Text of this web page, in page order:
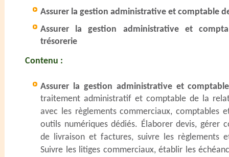
Assurer la gestion administrative et comptable
Assurer la gestion administrative et
trésorerie
Contenu :
Assurer la gestion administrative et
traitement administratif et comptable de la
avec les règlements commerciaux, comptables
outils numériques dédiés. Élaborer devis, gérer
de livraison et factures, suivre les règlements
Suivre les litiges commerciaux, établir les